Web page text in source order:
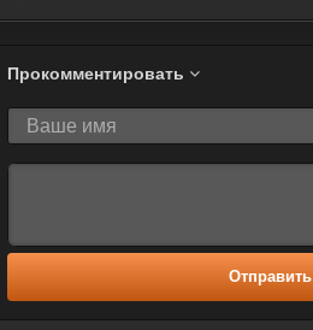
Прокомментировать
Отправить